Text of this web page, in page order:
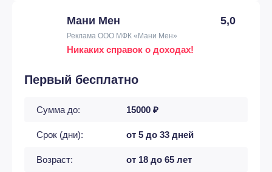
Мани Мен 5,0
Реклама ООО МФК «Мани Мен»
Никаких справок о доходах!
Первый бесплатно
Сумма до: 15000 ₽
Срок (дни): от 5 до 33 дней
Возраст: от 18 до 65 лет